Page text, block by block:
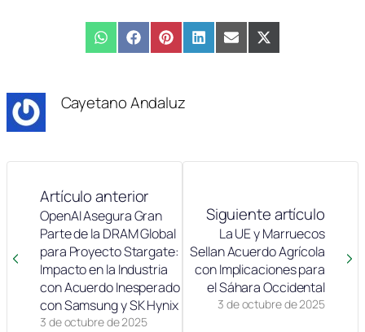
Compartir
en
WhatsAppCompartir
en
FacebookCompartir
en
PinterestCompartir
en
LinkedInCompartir
en
EmailCompartir
en
X
(Twitter)
Cayetano Andaluz
Artículo anterior
3 de octubre de 2025
OpenAI Asegura Gran
Parte de la DRAM Global
para Proyecto Stargate:
Impacto en la Industria
con Acuerdo Inesperado
con Samsung y SK Hynix
Siguiente artículo
3 de octubre de 2025
La UE y Marruecos
Sellan Acuerdo Agrícola
con Implicaciones para
el Sáhara Occidental